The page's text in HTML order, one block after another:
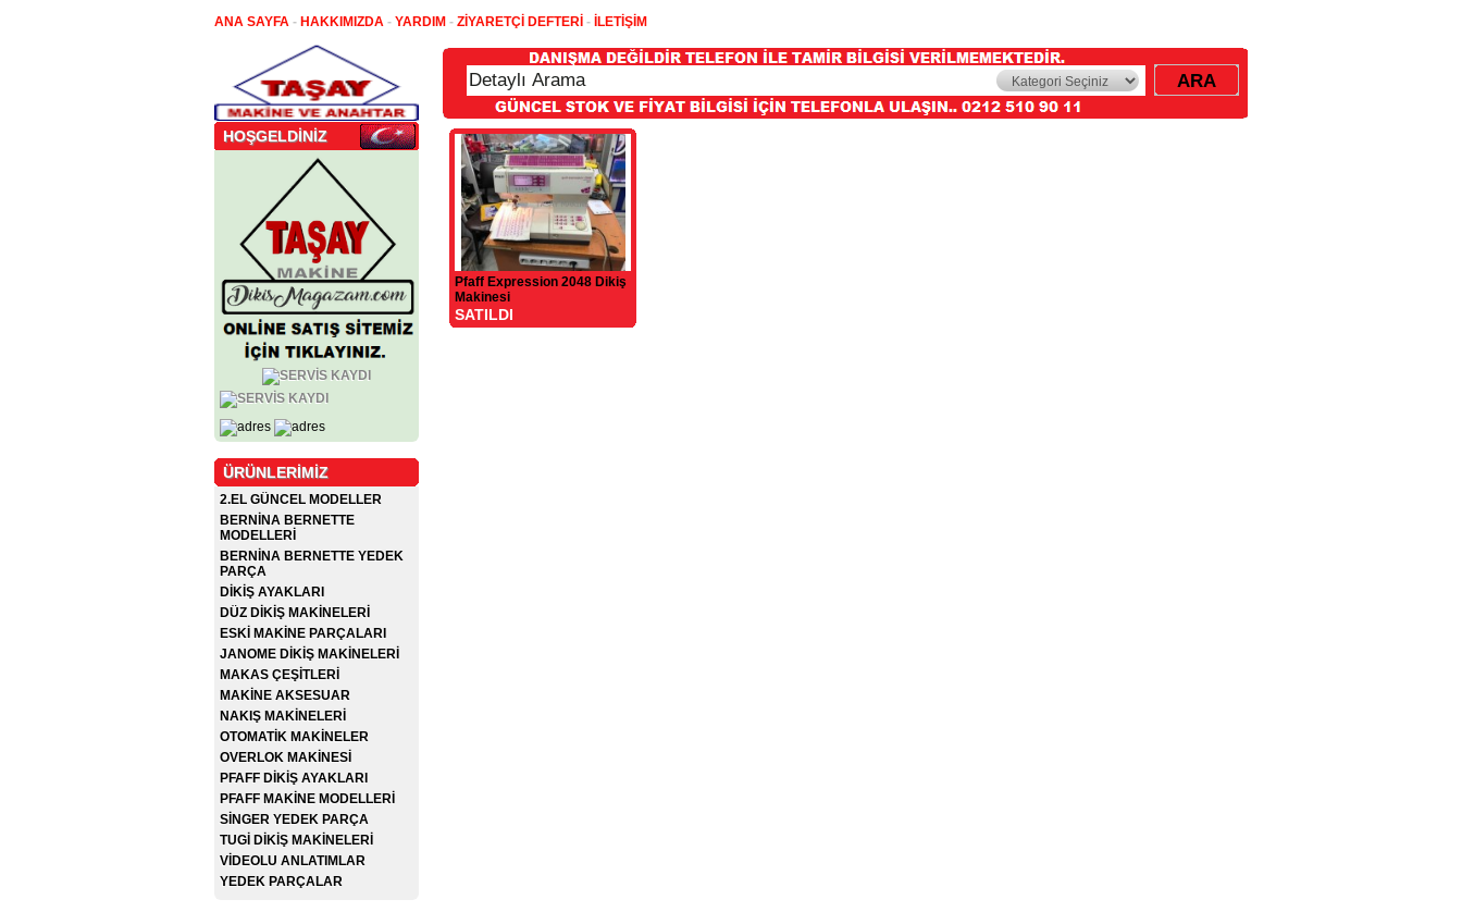
ANA SAYFA - HAKKIMIZDA - YARDIM - ZİYARETÇİ DEFTERİ - İLETİŞİM
HOŞGELDİNİZ
ÜRÜNLERİMİZ
2.EL GÜNCEL MODELLER
BERNİNA BERNETTE
MODELLERİ
BERNİNA BERNETTE YEDEK
PARÇA
DİKİŞ AYAKLARI
DÜZ DİKİŞ MAKİNELERİ
ESKİ MAKİNE PARÇALARI
JANOME DİKİŞ MAKİNELERİ
MAKAS ÇEŞİTLERİ
MAKİNE AKSESUAR
NAKIŞ MAKİNELERİ
OTOMATİK MAKİNELER
OVERLOK MAKİNESİ
PFAFF DİKİŞ AYAKLARI
PFAFF MAKİNE MODELLERİ
SİNGER YEDEK PARÇA
TUGİ DİKİŞ MAKİNELERİ
VİDEOLU ANLATIMLAR
YEDEK PARÇALAR
Pfaff Expression 2048 Dikiş
Makinesi
SATILDI